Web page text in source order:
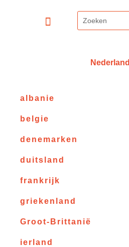
Nederland
albanie
belgie
denemarken
duitsland
frankrijk
griekenland
Groot-Brittanië
ierland